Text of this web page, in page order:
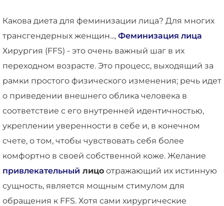
Какова диета для феминизации лица? Для многих
трансгендерных женщин..., Феминизация лица
Хирургия (FFS) - это очень важный шаг в их
переходном возрасте. Это процесс, выходящий за
рамки простого физического изменения; речь идет
о приведении внешнего облика человека в
соответствие с его внутренней идентичностью,
укреплении уверенности в себе и, в конечном
счете, о том, чтобы чувствовать себя более
комфортно в своей собственной коже. Желание
привлекательный лицо отражающий их истинную
сущность, является мощным стимулом для
обращения к FFS. Хотя сами хирургические